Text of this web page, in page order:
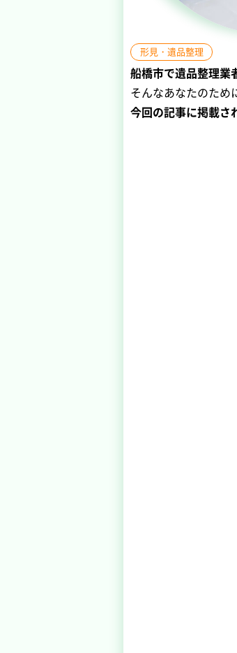
形見・遺品整理
船橋市で遺品整理業
そんなあなたのため
今回の記事に掲載さ